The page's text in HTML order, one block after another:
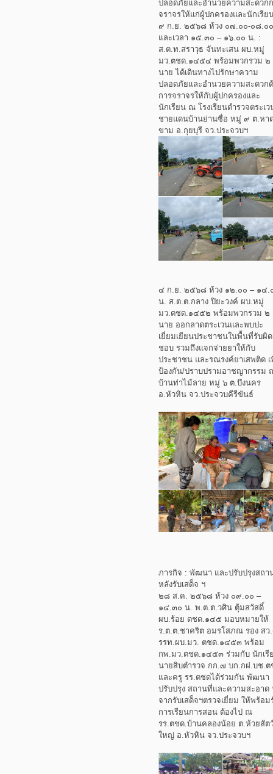
ปลอดภัยและอำนวยความสะดวก
จราจรให้แก่ผู้ปกครองและนักเรีย
๙ ก.ย. ๒๕๖๘ ห้วง ๐๗.๐๐-๐๘.๐
และเวลา ๑๕.๓๐ – ๑๖.๐๐ น. :
ส.ต.ท.สราวุธ จันทะเสน ผบ.หมู่
มว.ตชด.๑๔๕๔ พร้อมพวกรวม ๒
นาย ได้เดินทางไปรักษาความ
ปลอดภัยและอำนวยความสะดวก
การจราจรให้กับผู้ปกครองและ
นักเรียน ณ โรงเรียนตำรวจตระเว
ชายแดนบ้านย่านซื่อ หมู่ ๙ ต.หา
ขาม อ.กุยบุรี จว.ประจวบฯ
๔ ก.ย. ๒๕๖๘ ห้วง ๑๒.๐๐ – ๑๔.
น. ส.ต.ต.กลาง ปิยะวงค์ ผบ.หมู่
มว.ตชด.๑๔๕๒ พร้อมพวกรวม ๒
นาย ออกลาดตระเวนและพบปะ
เยี่ยมเยียนประชาชนในพื้นที่รับผิด
ชอบ รวมถึงแจกจ่ายยาให้กับ
ประชาชน และรณรงค์ยาเสพติด เ
ป้องกัน/ปราบปรามอาชญากรรม
บ้านท่าไม้ลาย หมู่ ๖ ต.บึงนคร
อ.หัวหิน จว.ประจวบคีรีขันธ์
ภารกิจ : พัฒนา และปรับปรุงสถา
หลังรับเสด็จ ฯ
๒๘ ส.ค. ๒๕๖๘ ห้วง ๐๙.๐๐ –
๑๔.๓๐ น. พ.ต.ต.วศิน ตุ้มสวัสดิ์
ผบ.ร้อย ตชด.๑๔๕ มอบหมายให้
ร.ต.ต.ชาคริต อมรโสภณ รอง สว
รรท.ผบ.มว. ตชด.๑๔๕๓ พร้อม
กพ.มว.ตชด.๑๔๕๓ ร่วมกับ นักเรี
นายสิบตำรวจ กก.๗ บก.กฝ.บช.ต
และครู รร.ตชดได้ร่วมกัน พัฒนา
ปรับปรุง สถานที่และความสะอาด
จากรับเสด็จฯตรวจเยี่ยม ให้พร้อม
การเรียนการสอน ต้องไป ณ
รร.ตชด.บ้านคลองน้อย ต.ห้วยสัต
ใหญ่ อ.หัวหิน จว.ประจวบฯ